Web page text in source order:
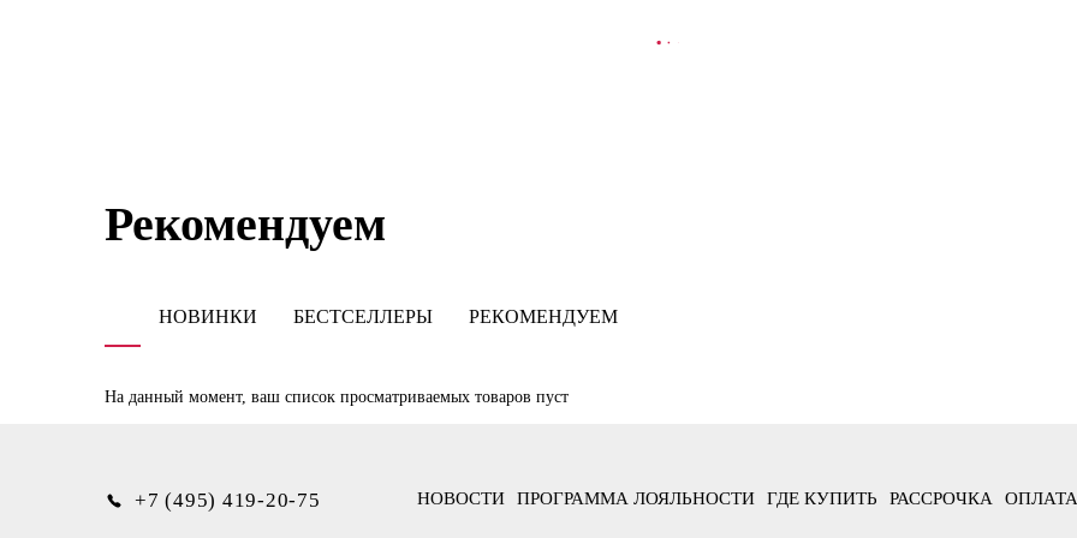
СООБЩИТЬ О ПОСТУПЛЕНИИ
Рекомендуем
НОВИНКИ БЕСТСЕЛЛЕРЫ РЕКОМЕНДУЕМ
На данный момент, ваш список просматриваемых товаров пуст
НОВОСТИ ПРОГРАММА ЛОЯЛЬНОСТИ ГДЕ КУПИТЬ РАССРОЧКА
+7 (495) 419-20-75